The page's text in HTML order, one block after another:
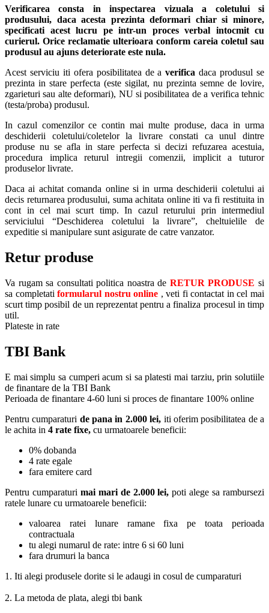
Verificarea consta in inspectarea vizuala a coletului si
produsului, daca acesta prezinta deformari chiar si minore,
specificati acest lucru pe intr-un proces verbal intocmit cu
curierul. Orice reclamatie ulterioara conform careia coletul sau
produsul au ajuns deteriorate este nula.
Acest serviciu iti ofera posibilitatea de averifica daca produsul se
prezinta in stare perfecta (este sigilat, nu prezinta semne de lovire,
zgarieturi sau alte deformari), NU si posibilitatea de a verifica tehnic
(testa/proba) produsul.
In cazul comenzilor ce contin mai multe produse, daca in urma
deschiderii coletului/coletelor la livrare constati ca unul dintre
produse nu se afla in stare perfecta si decizi refuzarea acestuia,
procedura implica returul intregii comenzii, implicit a tuturor
produselor livrate.
Daca ai achitat comanda online si in urma deschiderii coletului ai
decis returnarea produsului, suma achitata online iti va fi restituita in
cont in cel mai scurt timp. In cazul returului prin intermediul
serviciului “Deschiderea coletului la livrare”, cheltuielile de
expeditie si manipulare sunt asigurate de catre vanzator.
Retur produse
Va rugam sa consultati politica noastra de RETUR PRODUSE si
sa completatiformularul nostru online , veti fi contactat in cel mai
scurt timp posibil de un reprezentat pentru a finaliza procesul in timp
util.
Plateste in rate
TBI Bank
E mai simplu sa cumperi acum si sa platesti mai tarziu, prin solutiile
de finantare de la TBI Bank
Perioada de finantare 4-60 luni si proces de finantare 100% online
Pentru cumparaturi de pana in 2.000 lei, iti oferim posibilitatea de a
le achita in 4 rate fixe, cu urmatoarele beneficii:
0% dobanda
4 rate egale
fara emitere card
Pentru cumparaturi mai mari de 2.000 lei, poti alege sa rambursezi
ratele lunare cu urmatoarele beneficii:
valoarea ratei lunare ramane fixa pe toata perioada
contractuala
tu alegi numarul de rate: intre 6 si 60 luni
fara drumuri la banca
1. Iti alegi produsele dorite si le adaugi in cosul de cumparaturi
2. La metoda de plata, alegi tbi bank